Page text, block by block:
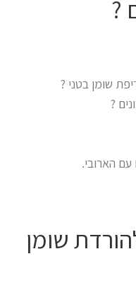
?
שומן